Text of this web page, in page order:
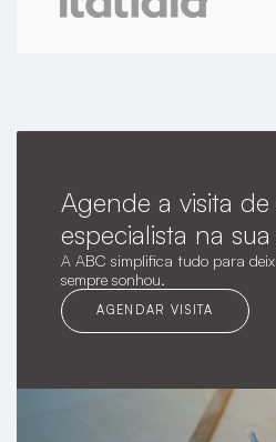
Agende a visita
especialista na
A ABC simplifica tudo para
sempre sonhou.
AGENDAR VISITA